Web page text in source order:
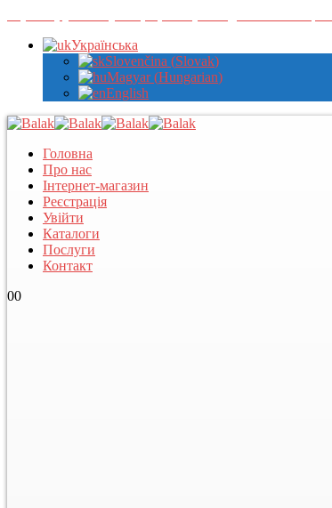
Українська
Slovenčina (Slovak)
Magyar (Hungarian)
English
Головна
Про нас
Інтернет-магазин
Реєстрація
Увійти
Каталоги
Послуги
Контакт
00